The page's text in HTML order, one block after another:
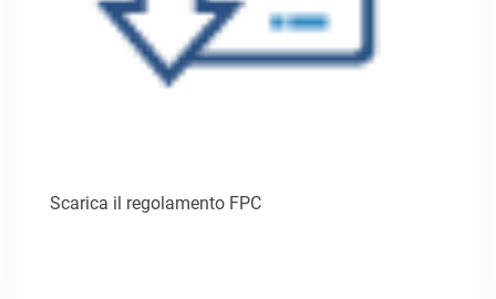
Scarica il regolamento FPC